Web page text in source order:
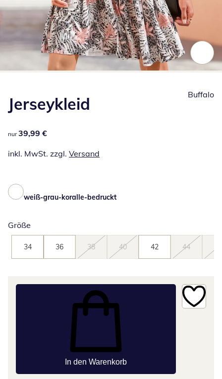
Jerseykleid
39,99 €
nur 39,99 €
inkl. MwSt. zzgl. Versand
Buffalo
weiß-grau-koralle-bedruckt
Größe
34 36 38 40 42 44
In den Warenkorb